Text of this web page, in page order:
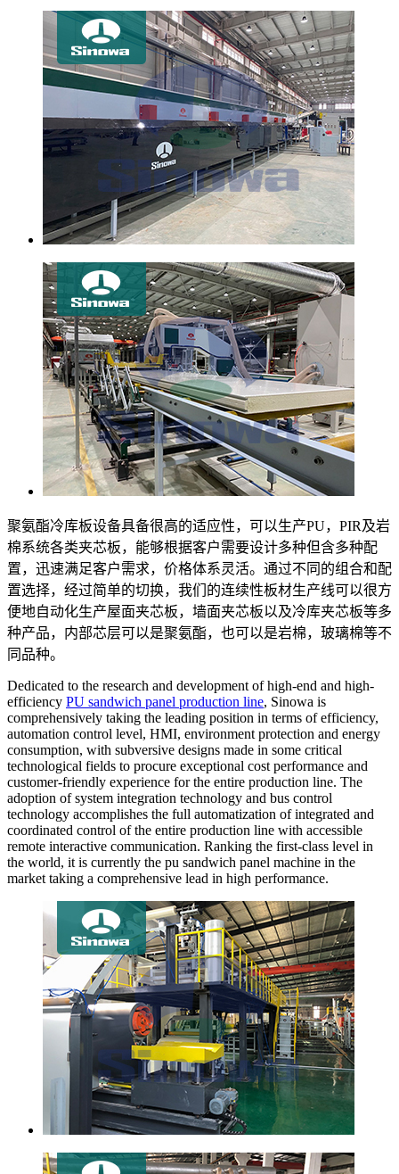
聚氨酯冷库板设备具备很高的适应性，可以生产PU，PIR及岩
棉系统各类夹芯板，能够根据客户需要设计多种但含多种配
置，迅速满足客户需求，价格体系灵活。通过不同的组合和配
置选择，经过简单的切换，我们的连续性板材生产线可以很方
便地自动化生产屋面夹芯板，墙面夹芯板以及冷库夹芯板等多
种产品，内部芯层可以是聚氨酯，也可以是岩棉，玻璃棉等不
同品种。
Dedicated to the research and development of high-end and high-
efficiency PU sandwich panel production line, Sinowa is
comprehensively taking the leading position in terms of efficiency,
automation control level, HMI, environment protection and energy
consumption, with subversive designs made in some critical
technological fields to procure exceptional cost performance and
customer-friendly experience for the entire production line. The
adoption of system integration technology and bus control
technology accomplishes the full automatization of integrated and
coordinated control of the entire production line with accessible
remote interactive communication. Ranking the first-class level in
the world, it is currently the pu sandwich panel machine in the
market taking a comprehensive lead in high performance.